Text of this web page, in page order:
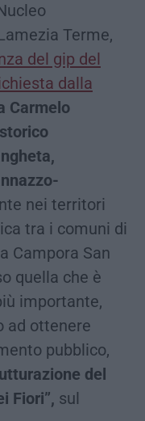
Terme,
del gip del
dalla
Carmelo
nei territori
tra i comuni di
Campora San
quella che è
importante,
ad ottenere
pubblico,
del
Fiori”, sul